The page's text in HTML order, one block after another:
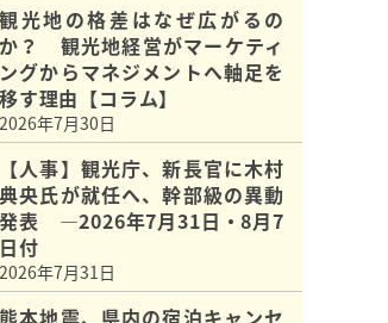
観光地の格差はなぜ広がるの
か？ 観光地経営がマーケティ
ングからマネジメントへ軸足を
移す理由【コラム】
2026年7月30日
【人事】観光庁、新長官に木村
典央氏が就任へ、幹部級の異動
発表 ―2026年7月31日・8月7
日付
2026年7月31日